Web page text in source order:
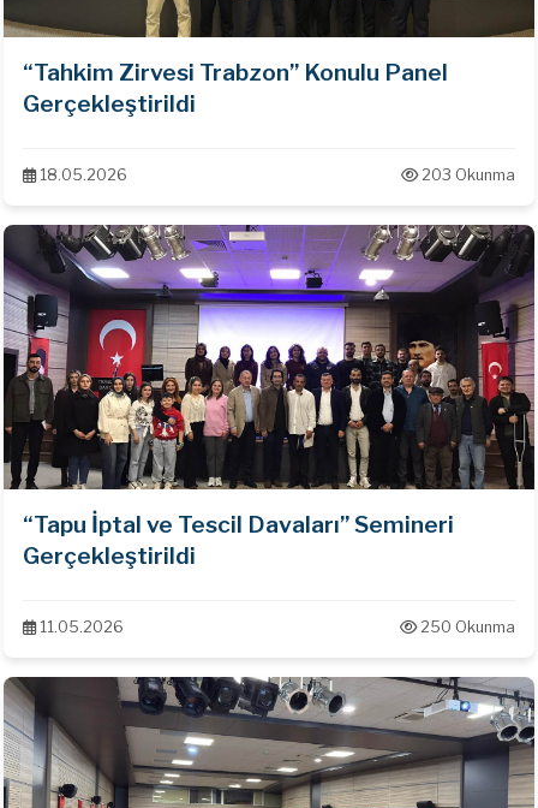
“Tahkim Zirvesi Trabzon” Konulu Panel
Gerçekleştirildi
18.05.2026 203 Okunma
“Tapu İptal ve Tescil Davaları” Semineri
Gerçekleştirildi
11.05.2026 250 Okunma